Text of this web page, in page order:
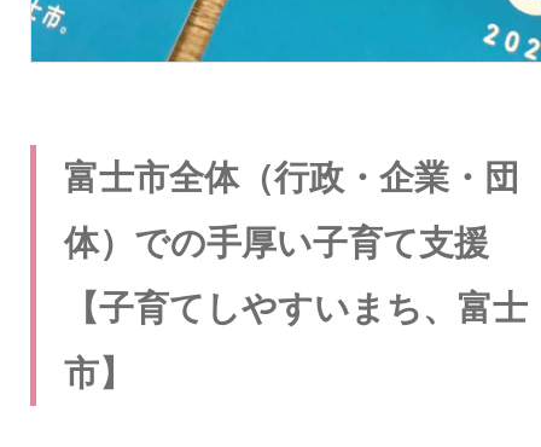
富士市全体（行政・企業・団
体）での手厚い子育て支援
【子育てしやすいまち、富士
市】